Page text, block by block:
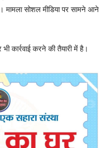
मामला सोशल मीडिया पर सामने आने
भी कार्रवाई करने की तैयारी में है।